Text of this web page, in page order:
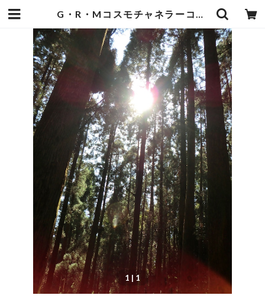
G・R・Mコスモチャネラーコース受講6日間（前半3日・後半3日）参加申し込みチケットです。 （許可者限定のコースです） | missionspase
1 | 1